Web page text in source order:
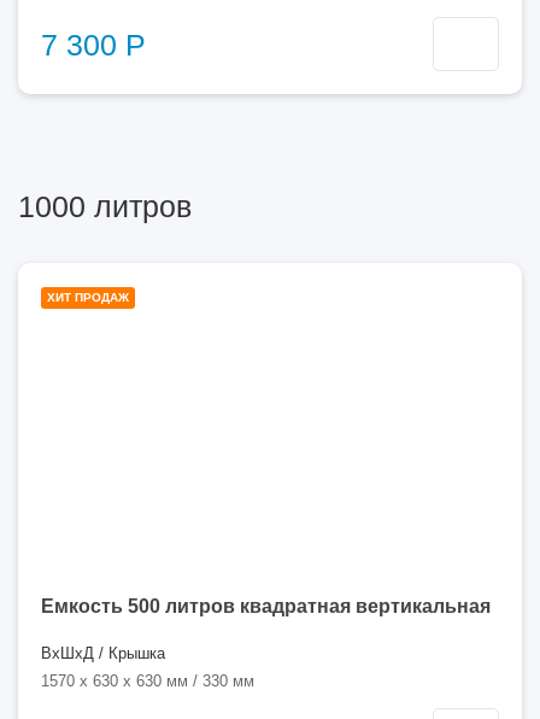
7 300 Р
1000 литров
ХИТ ПРОДАЖ
Емкость 500 литров квадратная вертикальная
ВхШхД / Крышка
1570 x 630 x 630 мм / 330 мм